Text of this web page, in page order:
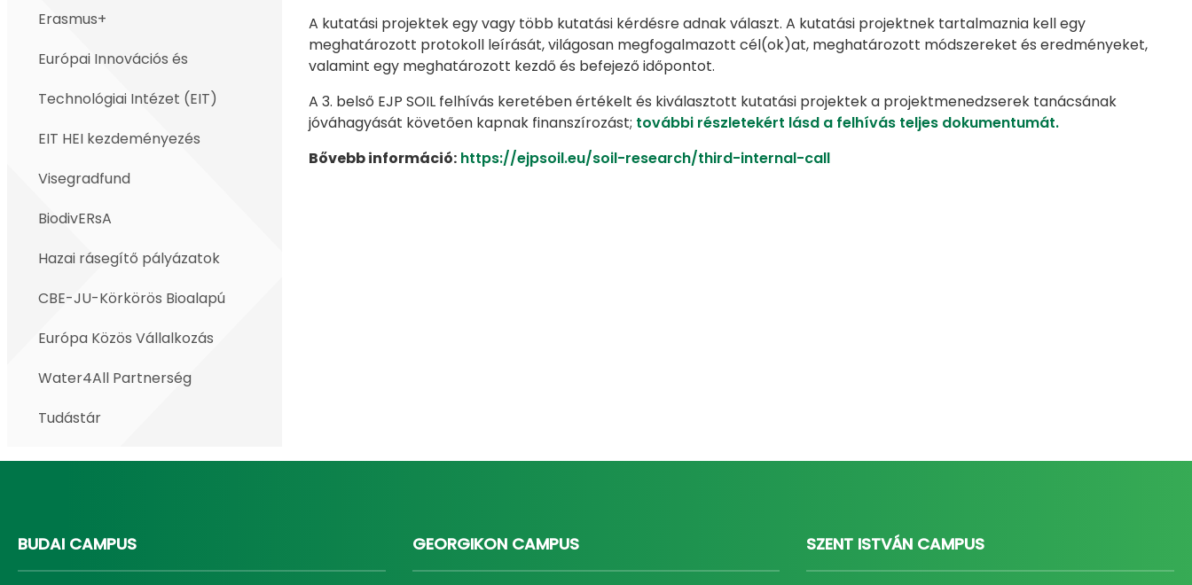
Erasmus+
Európai Innovációs és
Technológiai Intézet (EIT)
EIT HEI kezdeményezés
Visegradfund
BiodivERsA
Hazai rásegítő pályázatok
CBE-JU-Körkörös Bioalapú
Európa Közös Vállalkozás
Water4All Partnerség
Tudástár
A kutatási projektek egy vagy több kutatási kérdésre adnak választ. A kutatási projektnek tartalmaznia kell egy
meghatározott protokoll leírását, világosan megfogalmazott cél(ok)at, meghatározott módszereket és eredményeket,
valamint egy meghatározott kezdő és befejező időpontot.
A 3. belső EJP SOIL felhívás keretében értékelt és kiválasztott kutatási projektek a projektmenedzserek tanácsának
jóváhagyását követően kapnak finanszírozást; további részletekért lásd a felhívás teljes dokumentumát.
Bővebb információ: https://ejpsoil.eu/soil-research/third-internal-call
BUDAI CAMPUS GEORGIKON CAMPUS SZENT ISTVÁN CAMPUS